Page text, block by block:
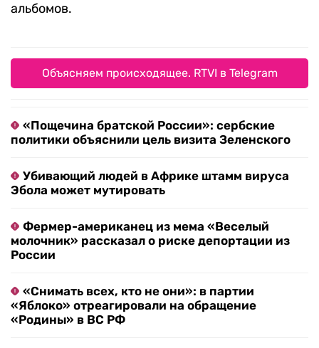
альбомов.
Объясняем происходящее. RTVI в Telegram
«Пощечина братской России»: сербские
политики объяснили цель визита Зеленского
Убивающий людей в Африке штамм вируса
Эбола может мутировать
Фермер-американец из мема «Веселый
молочник» рассказал о риске депортации из
России
«Снимать всех, кто не они»: в партии
«Яблоко» отреагировали на обращение
«Родины» в ВС РФ